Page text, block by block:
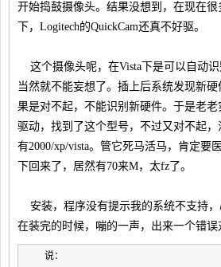
开始捣鼓摄像头。结果没想到，在现在
下，Logitech的QuickCam还真不好驱。
这个摄像头呢，在Vista下是可以自动识
当然就不能妄想了。插上后系统发现新
果是对不起，不能识别新硬件。于是老老
驱动，找到了这个型号，不过又对不起，
有2000/xp/vista。管它死马活马，肯定要
下回来了，居然有70来M，太fz了。
安装，程序没有提示我的系统不支持，
在装完的时候，嘣的一声，出来一个错误
说：